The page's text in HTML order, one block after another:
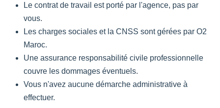
Le contrat de travail est porté par l'agence, pas par
vous.
Les charges sociales et la CNSS sont gérées par O2
Maroc.
Une assurance responsabilité civile professionnelle
couvre les dommages éventuels.
Vous n'avez aucune démarche administrative à
effectuer.